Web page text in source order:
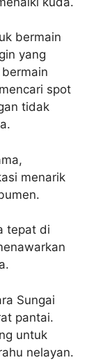
bermain
yang
spot
tidak
menarik
tepat di
Sungai
pantai.
untuk
nelayan.